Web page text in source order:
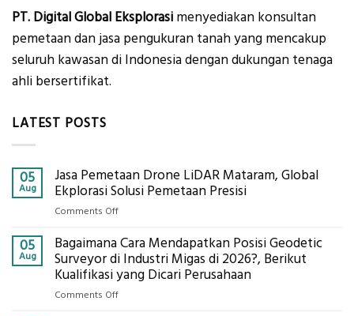
PT. Digital Global Eksplorasi menyediakan konsultan
pemetaan dan jasa pengukuran tanah yang mencakup
seluruh kawasan di Indonesia dengan dukungan tenaga
ahli bersertifikat.
LATEST POSTS
05
Aug
Jasa Pemetaan Drone LiDAR Mataram, Global
Ekplorasi Solusi Pemetaan Presisi
Comments Offon
Pemetaan
Drone
LiDAR
Mataram,
05
Aug
Bagaimana Cara Mendapatkan Posisi Geodetic
Surveyor di Industri Migas di 2026?, Berikut
Kualifikasi yang Dicari Perusahaan
Comments Offon